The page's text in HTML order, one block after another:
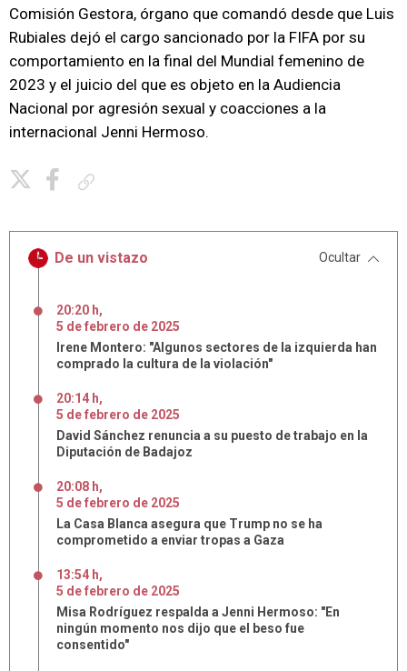
Comisión Gestora, órgano que comandó desde que Luis
Rubiales dejó el cargo sancionado por la FIFA por su
comportamiento en la final del Mundial femenino de
2023 y el juicio del que es objeto en la Audiencia
Nacional por agresión sexual y coacciones a la
internacional Jenni Hermoso.
De un vistazo Ocultar
20:20 h,
5 defebrero de 2025
Irene Montero: "Algunos sectores de la izquierda han
comprado la cultura de la violación"
20:14 h,
5 defebrero de 2025
David Sánchez renuncia a su puesto de trabajo en la
Diputación de Badajoz
20:08 h,
5 defebrero de 2025
La Casa Blanca asegura que Trump no se ha
comprometido a enviar tropas a Gaza
13:54 h,
5 defebrero de 2025
Misa Rodríguez respalda a Jenni Hermoso: "En
ningún momento nos dijo que el beso fue
consentido"